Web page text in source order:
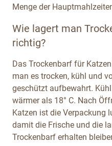
Menge der
Wie lagert man
richtig?
Das Trockenbarf für
man es trocken, kühl und
geschützt aufbewahrt.
wärmer als 18° C. Nach
Katzen ist die Verpackung
damit die Frische und die
Trockenbarf erhalten